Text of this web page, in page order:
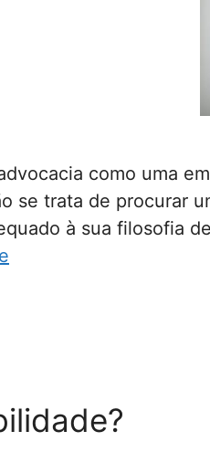
como uma
se trata de procurar
à sua filosofia